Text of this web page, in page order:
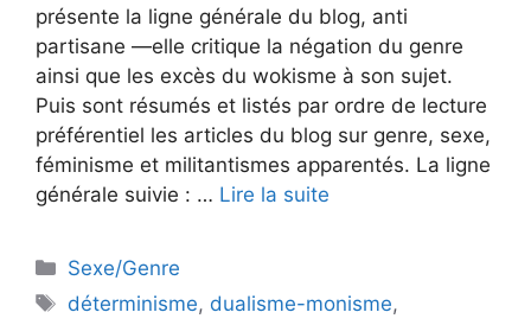
présente la ligne générale du blog, anti
partisane —elle critique la négation du genre
ainsi que les excès du wokisme à son sujet.
Puis sont résumés et listés par ordre de lecture
préférentiel les articles du blog sur genre, sexe,
féminisme et militantismes apparentés. La ligne
générale suivie : … Lire la suite
Catégories
Sexe/Genre
Étiquettes
déterminisme, dualisme-monisme,